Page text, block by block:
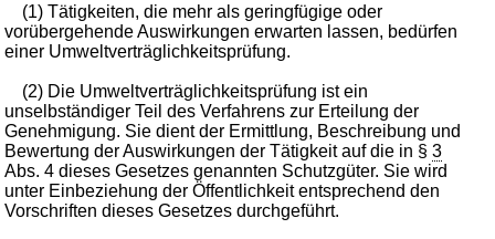
(1) Tätigkeiten, die mehr als geringfügige oder
vorübergehende Auswirkungen erwarten lassen, bedürfen
einer Umweltverträglichkeitsprüfung.
(2) Die Umweltverträglichkeitsprüfung ist ein
unselbständiger Teil des Verfahrens zur Erteilung der
Genehmigung. Sie dient der Ermittlung, Beschreibung und
Bewertung der Auswirkungen der Tätigkeit auf die in §3
Abs. 4 dieses Gesetzes genannten Schutzgüter. Sie wird
unter Einbeziehung der Öffentlichkeit entsprechend den
Vorschriften dieses Gesetzes durchgeführt.